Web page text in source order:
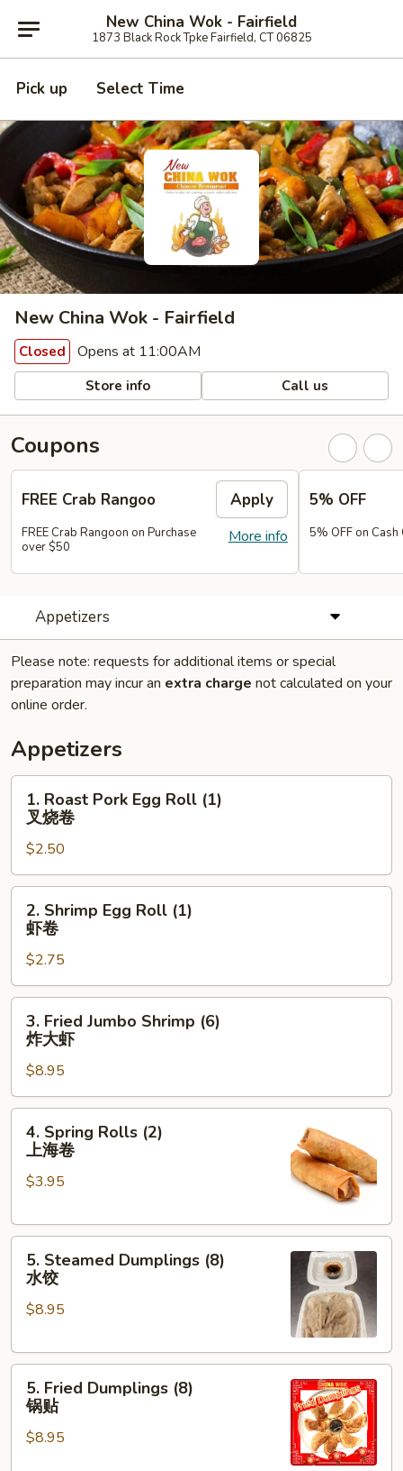
New China Wok - Fairfield
1873 Black Rock Tpke Fairfield, CT 06825
Pick up Select Time
New China Wok - Fairfield
Closed Opens at 11:00AM
Store info Call us
Coupons
FREE Crab Rangoo Apply
More info
FREE Crab Rangoon on Purchase
over $50
5% OFF
5% OFF on
Appetizers
Please note: requests for additional items or special
preparation may incur an extra charge not calculated on your
online order.
Appetizers
1.
Roast
Pork
Egg
Roll
(1)
1. Roast Pork Egg Roll (1)
叉烧卷
$2.50
2.
Shrimp
Egg
Roll
(1)
虾
2. Shrimp Egg Roll (1)
虾卷
$2.75
3.
Fried
Jumbo
Shrimp
(6)
炸
3. Fried Jumbo Shrimp (6)
炸大虾
$8.95
4.
Spring
Rolls
(2)
海
4. Spring Rolls (2)
上海卷
$3.95
5.
Steamed
Dumplings
(8)
饺
5. Steamed Dumplings (8)
水饺
$8.95
5.
Fried
Dumplings
(8)
5. Fried Dumplings (8)
锅贴
$8.95